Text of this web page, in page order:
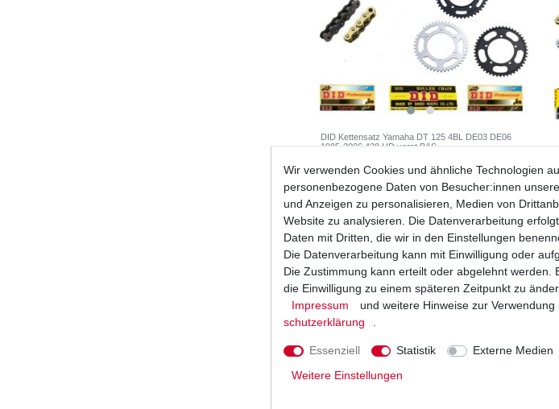
DID Kettensatz Yamaha DT 125 4BL DE03 DE06
1985-2006 428 HD verst B&S
66,22 € *
1 Satz | 66,22 € / Satz
Wir verwenden Cookies und ähnliche Technologien
personenbezogene Daten von Besucher:innen
und Anzeigen zu personalisieren, Medien von
Website zu analysieren. Die Datenverarbeitung
Daten mit Dritten, die wir in den Einstellungen
Die Datenverarbeitung kann mit Einwilligung oder
Die Zustimmung kann erteilt oder abgelehnt werden.
die Einwilligung zu einem späteren Zeitpunkt zu
Impressum
und weitere Hinweise zur
schutz­erklärung
Essenziell Statistik Externe Medien
Weitere Einstellungen